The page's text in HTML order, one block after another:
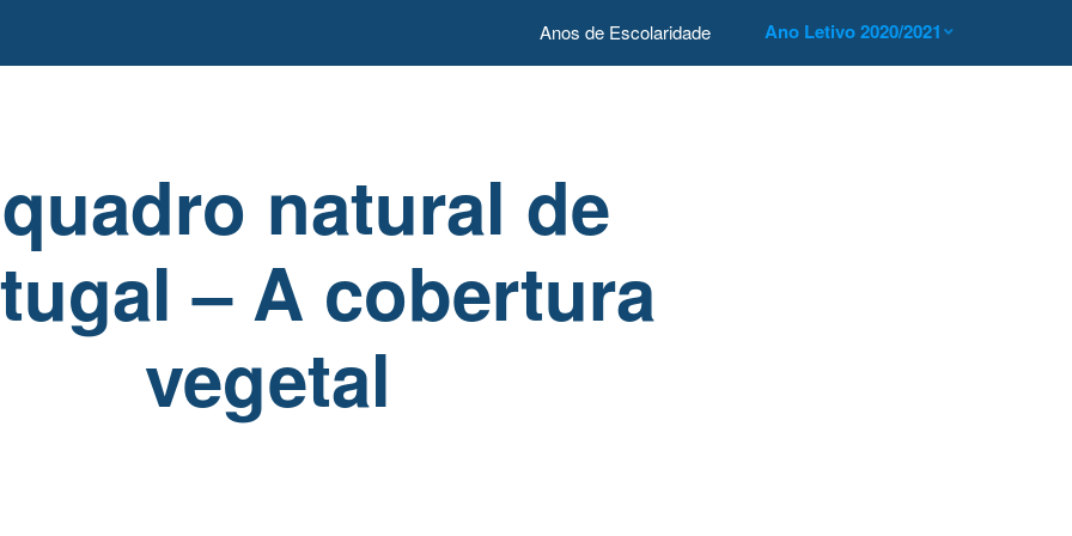
Anos de Escolaridade Ano Letivo 2020/2021
natural de
– A cobertura
vegetal